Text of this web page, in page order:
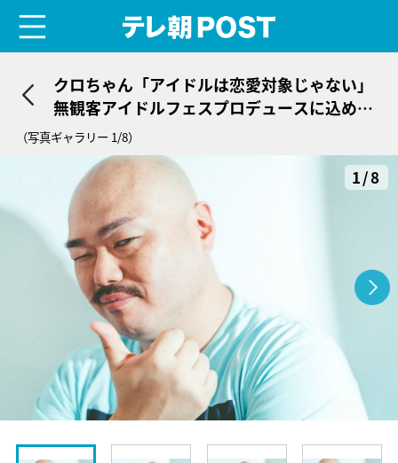
クロちゃん「アイドルは恋愛対象じゃない」
無観客アイドルフェスプロデュースに込める
想い＜インタビュー＞
（写真ギャラリー 1/8）
1/8